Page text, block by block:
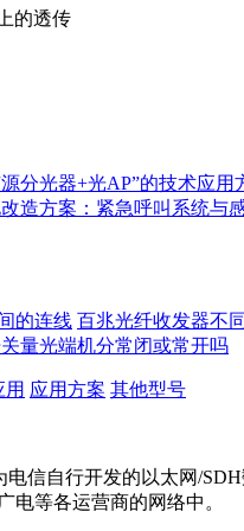
的透传
分光器+光AP”的技术应用
造方案：紧急呼叫系统与
的连线 百兆光纤收发器不
量光端机分常闭或常开吗
应用方案 其他型号
电信自行开发的以太网/
电等各运营商的网络中。